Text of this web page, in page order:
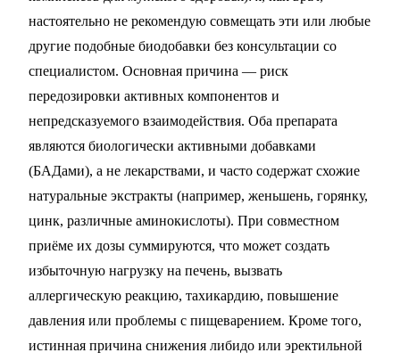
настоятельно не рекомендую совмещать эти или любые
другие подобные биодобавки без консультации со
специалистом. Основная причина — риск
передозировки активных компонентов и
непредсказуемого взаимодействия. Оба препарата
являются биологически активными добавками
(БАДами), а не лекарствами, и часто содержат схожие
натуральные экстракты (например, женьшень, горянку,
цинк, различные аминокислоты). При совместном
приёме их дозы суммируются, что может создать
избыточную нагрузку на печень, вызвать
аллергическую реакцию, тахикардию, повышение
давления или проблемы с пищеварением. Кроме того,
истинная причина снижения либидо или эректильной